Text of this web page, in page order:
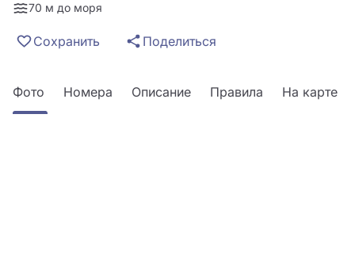
70 м до моря
Сохранить Поделиться
Фото Номера Описание Правила На карте